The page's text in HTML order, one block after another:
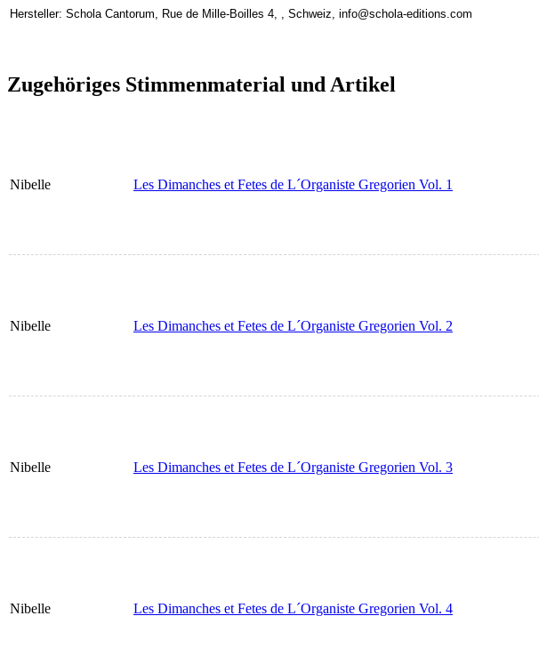
Hersteller: Schola Cantorum, Rue de Mille-Boilles 4, , Schweiz, info@schola-editions.com
Zugehöriges Stimmenmaterial und Artikel
Nibelle Les Dimanches et Fetes de L´Organiste Gregorien Vol. 1
Nibelle Les Dimanches et Fetes de L´Organiste Gregorien Vol. 2
Nibelle Les Dimanches et Fetes de L´Organiste Gregorien Vol. 3
Nibelle Les Dimanches et Fetes de L´Organiste Gregorien Vol. 4